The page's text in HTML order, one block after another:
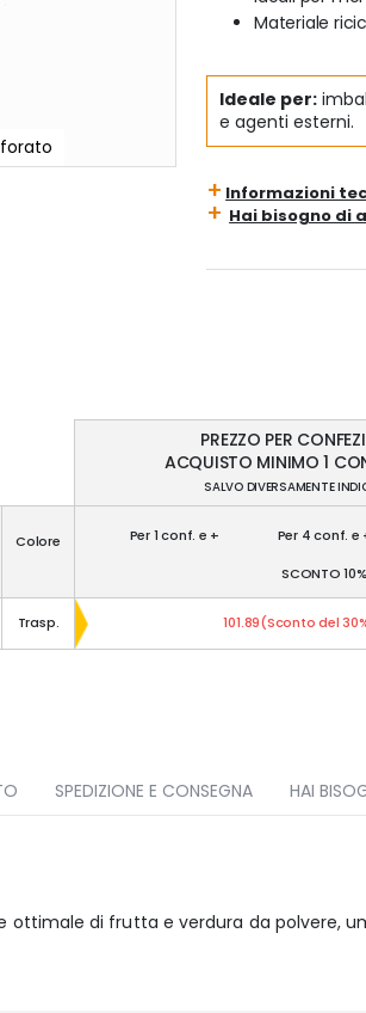
Materiale
Ideale per:
e agenti esterni.
Informazioni
Hai bisogno di
PREZZO PER
ACQUISTO MINIMO 1
SALVO DIVERSAMENTE
Colore Per 1 conf. e + Per 4 conf. e
SCONTO 10%
Trasp. 101.89(Sconto del
di frutta e verdura da polvere,
SPEDIZIONE E CONSEGNA HAI